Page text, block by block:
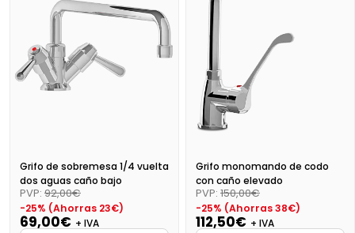
Precio final (+21%)7751,87 €
Precio final (+21%)
Grifo de sobremesa 1/4 vuelta
dos aguas caño bajo
PVP: 92,00€
-25% (Ahorras 23€)
69,00€ + IVA
Grifo monomando de codo
con caño elevado
PVP: 150,00€
-25% (Ahorras 38€)
112,50€ + IVA